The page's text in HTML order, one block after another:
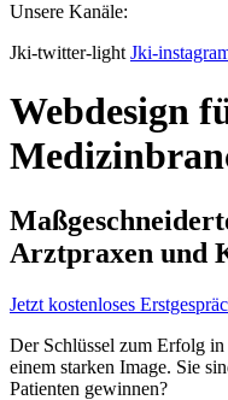
Unsere Kanäle:
Jki-twitter-light Jki-
Webdesign
Arztpraxen und
Jetzt kostenloses
Der Schlüssel zum Erfolg
einem starken Image. Sie
Patienten gewinnen?